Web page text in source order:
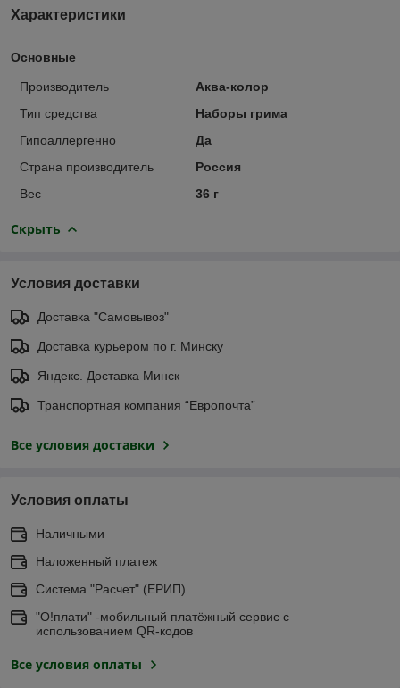
Характеристики
Основные
Производитель
Аква-колор
Тип средства
Наборы грима
Гипоаллергенно
Да
Страна производитель
Россия
Вес
36 г
Скрыть
Условия доставки
Доставка "Самовывоз"
Доставка курьером по г. Минску
Яндекс. Доставка Минск
Транспортная компания “Европочта”
Все условия доставки
Условия оплаты
Наличными
Наложенный платеж
Система "Расчет" (ЕРИП)
"О!плати" -мобильный платёжный сервис с
использованием QR-кодов
Все условия оплаты